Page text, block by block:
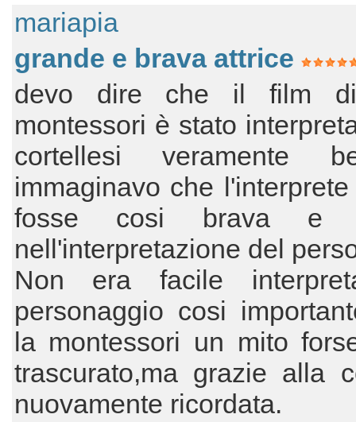
mariapia
grande e brava attrice
devo dire che il film
montessori è stato
cortellesi veramente
immaginavo che
fosse cosi brava e
nell'interpretazione del
Non era facile
personaggio cosi
la montessori un mito
trascurato,ma grazie alla
nuovamente ricordata.